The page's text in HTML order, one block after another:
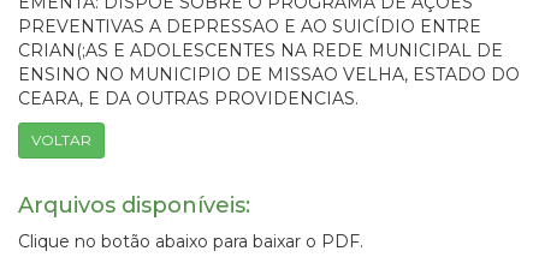
PREVENTIVAS A DEPRESSAO E AO SUICÍDIO ENTRE
CRIAN(;AS E ADOLESCENTES NA REDE MUNICIPAL DE
ENSINO NO MUNICIPIO DE MISSAO VELHA, ESTADO DO
CEARA, E DA OUTRAS PROVIDENCIAS.
VOLTAR
Arquivos disponíveis:
Clique no botão abaixo para baixar o PDF.